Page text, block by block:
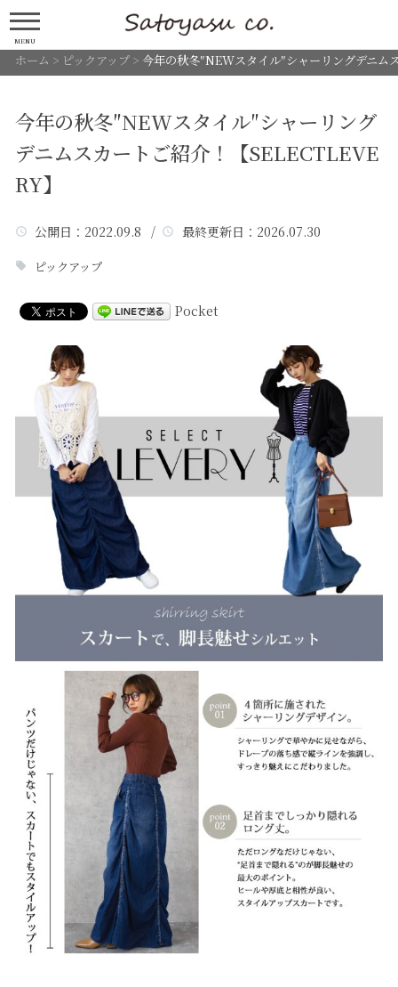
MENU
ホーム > ピックアップ> 今年の秋冬″NEWスタイル″シャーリングデニム
今年の秋冬″NEWスタイル″シャーリング
デニムスカートご紹介！【SELECTLEVE
RY】
公開日 ：2022.09.8 / 最終更新日 ：2026.07.30
ピックアップ
Pocket